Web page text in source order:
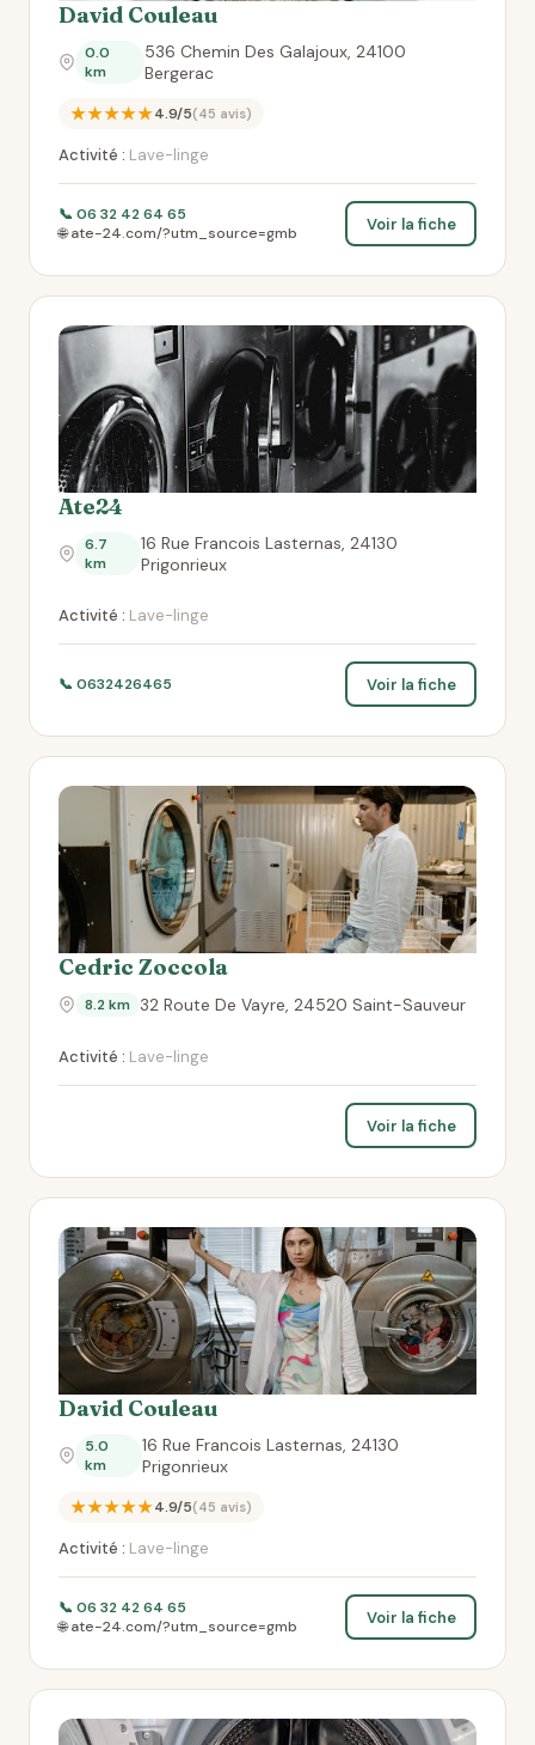
David Couleau
0.0
km
536 Chemin Des Galajoux, 24100
Bergerac
★★★★★4.9/5(45 avis)
Activité : Lave-linge
📞 06 32 42 64 65
🌐 ate-24.com/?utm_source=gmb
Voir la fiche
Ate24
6.7
km
16 Rue Francois Lasternas, 24130
Prigonrieux
Activité : Lave-linge
📞 0632426465 Voir la fiche
Cedric Zoccola
8.2 km 32 Route De Vayre, 24520 Saint-Sauveur
Activité : Lave-linge
Voir la fiche
David Couleau
5.0
km
16 Rue Francois Lasternas, 24130
Prigonrieux
★★★★★4.9/5(45 avis)
Activité : Lave-linge
📞 06 32 42 64 65
🌐 ate-24.com/?utm_source=gmb
Voir la fiche